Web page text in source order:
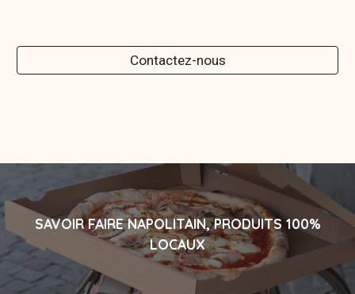
Contactez-nous
SAVOIR FAIRE NAPOLITAIN, PRODUITS 100%
LOCAUX